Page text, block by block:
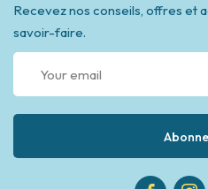
Recevez nos conseils, offres et
savoir-faire.